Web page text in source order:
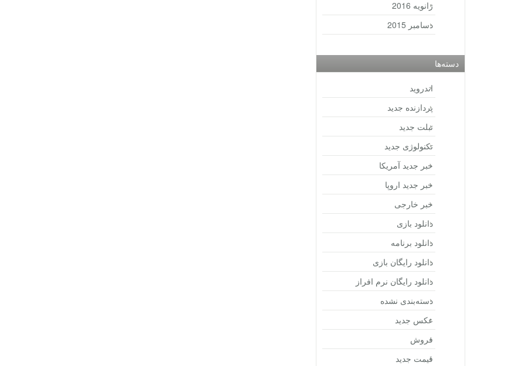
ژانویه 2016
دسامبر 2015
دسته‌ها
اندروید
پردازنده جدید
تبلت جدید
تکنولوژی جدید
خبر جدید آمریکا
خبر جدید اروپا
خبر خارجی
دانلود بازی
دانلود برنامه
دانلود رایگان بازی
دانلود رایگان نرم افراز
دسته‌بندی نشده
عکس جدید
فروش
قیمت جدید